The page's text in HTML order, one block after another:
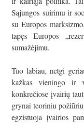
Sąjungos suirimu ir
su Europos
tapęs Europos
sumažėjimu.
Tuo labiau, netgi
kažkas vieningo ir
konkrečiose įvairių
grynai teoriniu
egzistuoja įvairios